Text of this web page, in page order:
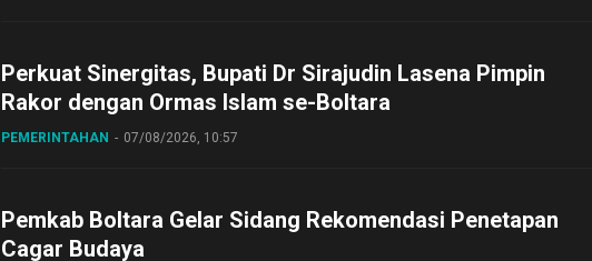
Perkuat Sinergitas, Bupati Dr Sirajudin Lasena Pimpin
Rakor dengan Ormas Islam se-Boltara
PEMERINTAHAN 07/08/2026, 10:57
Pemkab Boltara Gelar Sidang Rekomendasi Penetapan
Cagar Budaya